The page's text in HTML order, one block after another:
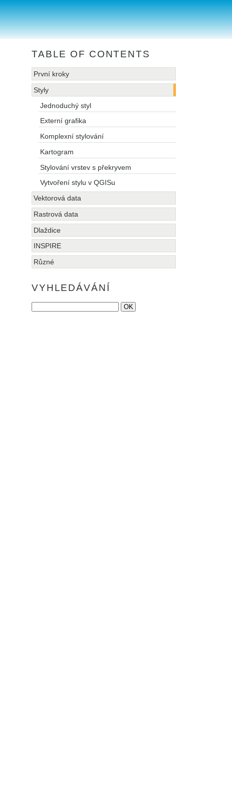
TABLE OF CONTENTS
První kroky
Styly
Jednoduchý styl
Externí grafika
Komplexní stylování
Kartogram
Stylování vrstev s překryvem
Vytvoření stylu v QGISu
Vektorová data
Rastrová data
Dlaždice
INSPIRE
Různé
VYHLEDÁVÁNÍ